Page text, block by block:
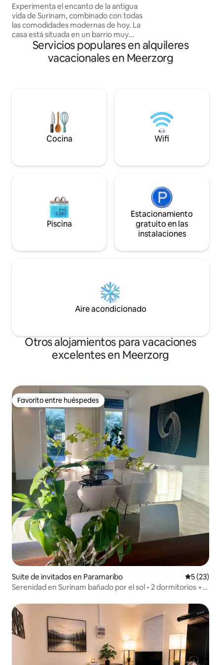
entretenimiento
Experimenta el encanto de la antigua
vida de Surinam, combinado con todas
las comodidades modernas de hoy. La
casa está situada en un barrio muy
animado cerca del centro de la ciudad.
Siéntate al frente en nuestro balcón con
brisa y observa la vida diaria de Surinam
jardín, encontrarás un gran árbol de
mango que deja caer mangos frescos
todos los días, ¡no dudes en cogerlos y
disfrutarlos!
Servicios populares en alquileres
vacacionales en Meerzorg
Cocina Wifi
Piscina
Estacionamiento
gratuito en las
instalaciones
Aire acondicionado
Otros alojamientos para vacaciones
excelentes en Meerzorg
Favorito entre huéspedes
Favorito entre huéspedes
Suite de invitados en Paramaribo
5 (23)
Serenidad en Surinam bañado por el sol • 2 dormitorios +